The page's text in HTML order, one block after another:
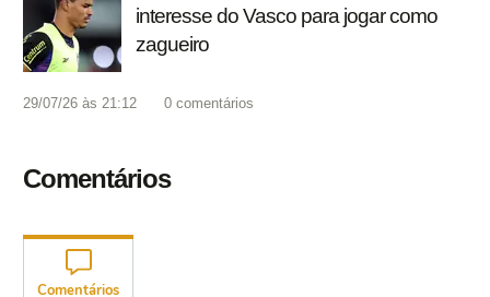
interesse do Vasco para jogar como
zagueiro
29/07/26 às 21:12 0 comentários
Comentários